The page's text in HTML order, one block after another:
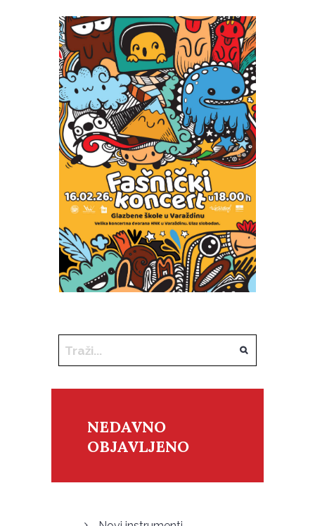
NEDAVNO
OBJAVLJENO